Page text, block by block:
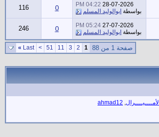
28-07-2026
04:22 PM
بواسطة ابوالوليد المسلم 0
116
27-07-2026
05:24 PM
بواسطة ابوالوليد المسلم 0
246
صفحة 1 من 88 1
2
3
11
51
>
Last
»
الأمــــيــــرال,
ahmad12